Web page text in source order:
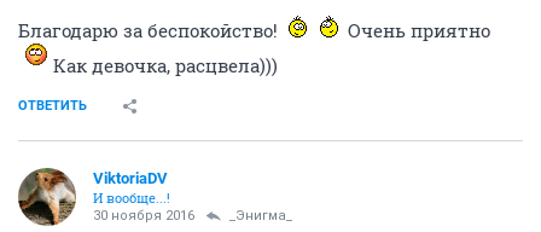
Благодарю за беспокойство!
Очень приятно
Как девочка, расцвела)))
ОТВЕТИТЬ
ViktoriaDV
И вообще...!
30 ноября 2016 _Энигма_